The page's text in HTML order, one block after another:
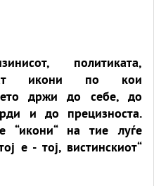
политиката,
икони по кои
држи до себе, до
и до прецизноста.
“икони“ на тие луѓе
е - тој, вистинскиот“